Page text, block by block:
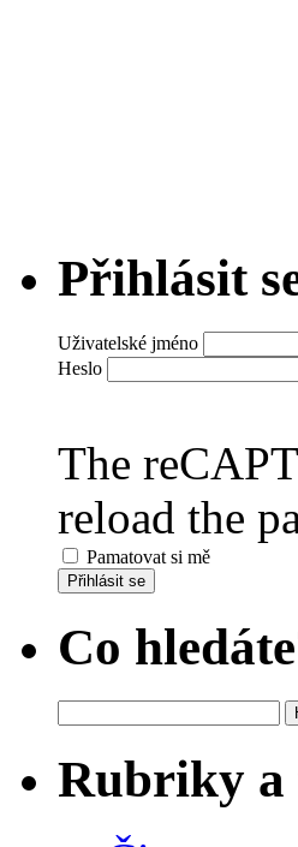
Přihlásit
Uživatelské jméno
Heslo
The
reload the
Pamatovat si mě
Přihlásit se
Co
Rubriky a